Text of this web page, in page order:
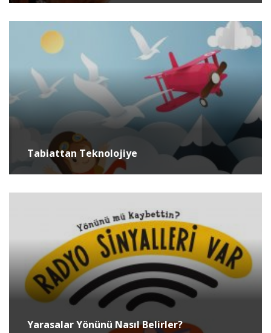
Tabiattan Teknolojiye
Yarasalar Yönünü Nasıl Belirler?